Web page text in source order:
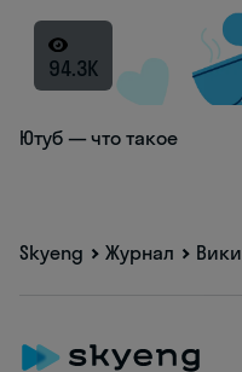
94.3K
Ютуб — что такое
Skyeng Журнал Вики